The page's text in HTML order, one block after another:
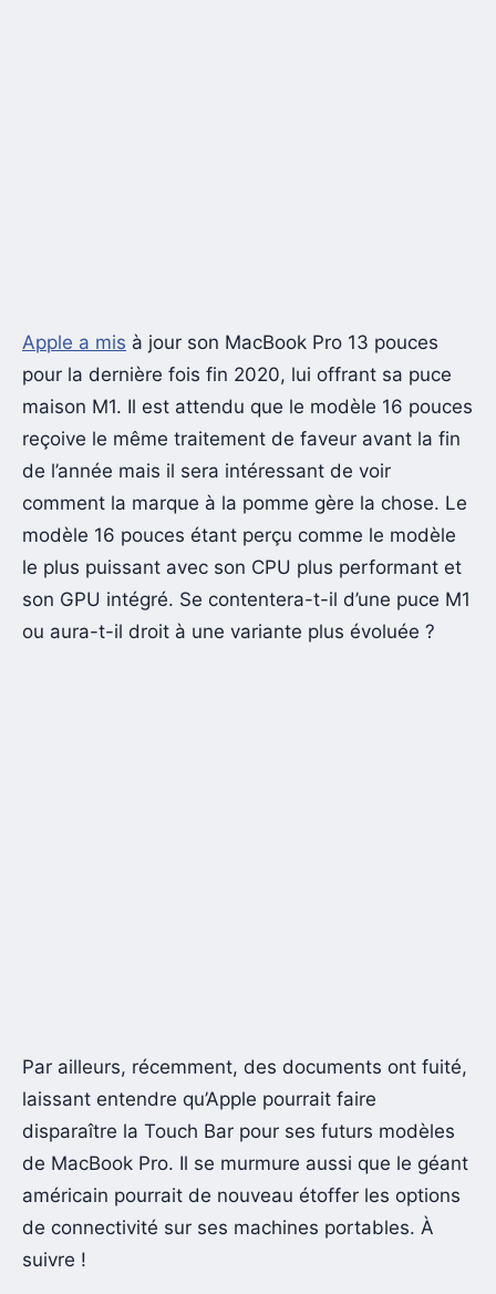
Apple a mis à jour son MacBook Pro 13 pouces
pour la dernière fois fin 2020, lui offrant sa puce
maison M1. Il est attendu que le modèle 16 pouces
reçoive le même traitement de faveur avant la fin
de l’année mais il sera intéressant de voir
comment la marque à la pomme gère la chose. Le
modèle 16 pouces étant perçu comme le modèle
le plus puissant avec son CPU plus performant et
son GPU intégré. Se contentera-t-il d’une puce M1
ou aura-t-il droit à une variante plus évoluée ?
Par ailleurs, récemment, des documents ont fuité,
laissant entendre qu’Apple pourrait faire
disparaître la Touch Bar pour ses futurs modèles
de MacBook Pro. Il se murmure aussi que le géant
américain pourrait de nouveau étoffer les options
de connectivité sur ses machines portables. À
suivre !